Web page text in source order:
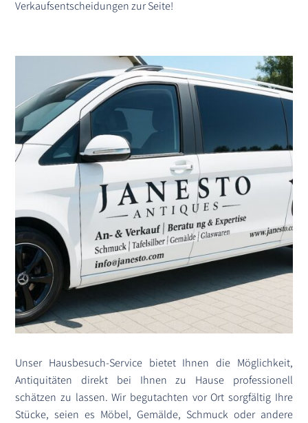
Verkaufsentscheidungen zur Seite!
Unser Hausbesuch-Service bietet Ihnen die Möglichkeit,
Antiquitäten direkt bei Ihnen zu Hause professionell
schätzen zu lassen. Wir begutachten vor Ort sorgfältig Ihre
Stücke, seien es Möbel, Gemälde, Schmuck oder andere